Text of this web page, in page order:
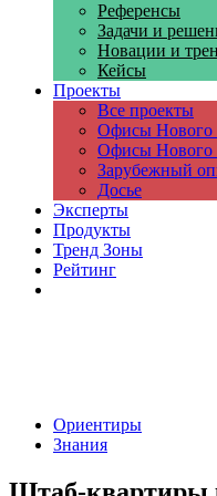
Референсы
Задачи и
Новации и
Кейсы
Проекты
Все проекты
Офисы Нового
Офисы Нового
Зарубежный
Досье
Эксперты
Продукты
Тренд Зоны
Рейтинг
Ориентиры
Знания